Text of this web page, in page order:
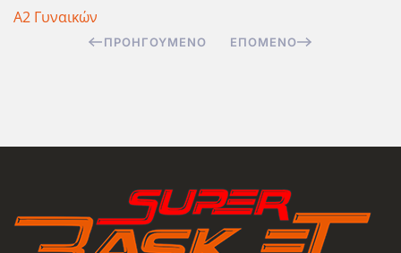
Α2 Γυναικών
ΠΡΟΗΓΟΎΜΕΝΟ ΕΠΌΜΕΝΟ